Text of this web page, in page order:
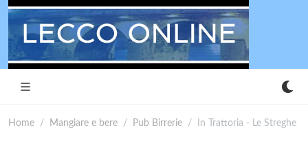
Home Mangiare e bere Pub Birrerie In Trattoria - Le Streghe